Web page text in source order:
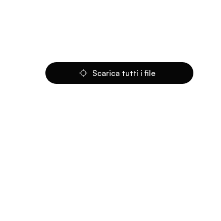
Scarica tutti i file